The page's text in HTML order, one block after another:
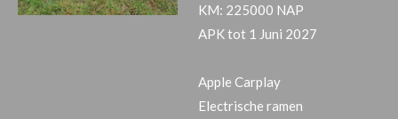
KM: 225000 NAP
APK tot 1 Juni 2027
Apple Carplay
Electrische ramen